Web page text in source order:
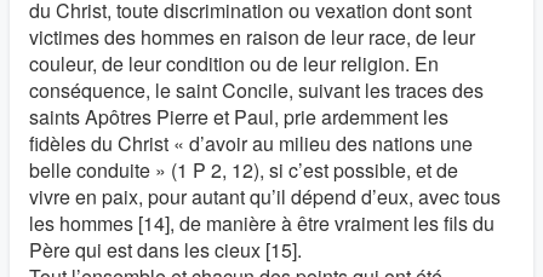
du Christ, toute discrimination ou vexation dont sont
victimes des hommes en raison de leur race, de leur
couleur, de leur condition ou de leur religion. En
conséquence, le saint Concile, suivant les traces des
saints Apôtres Pierre et Paul, prie ardemment les
fidèles du Christ « d’avoir au milieu des nations une
belle conduite » (1 P 2, 12), si c’est possible, et de
vivre en paix, pour autant qu’il dépend d’eux, avec tous
les hommes [14], de manière à être vraiment les fils du
Père qui est dans les cieux [15].